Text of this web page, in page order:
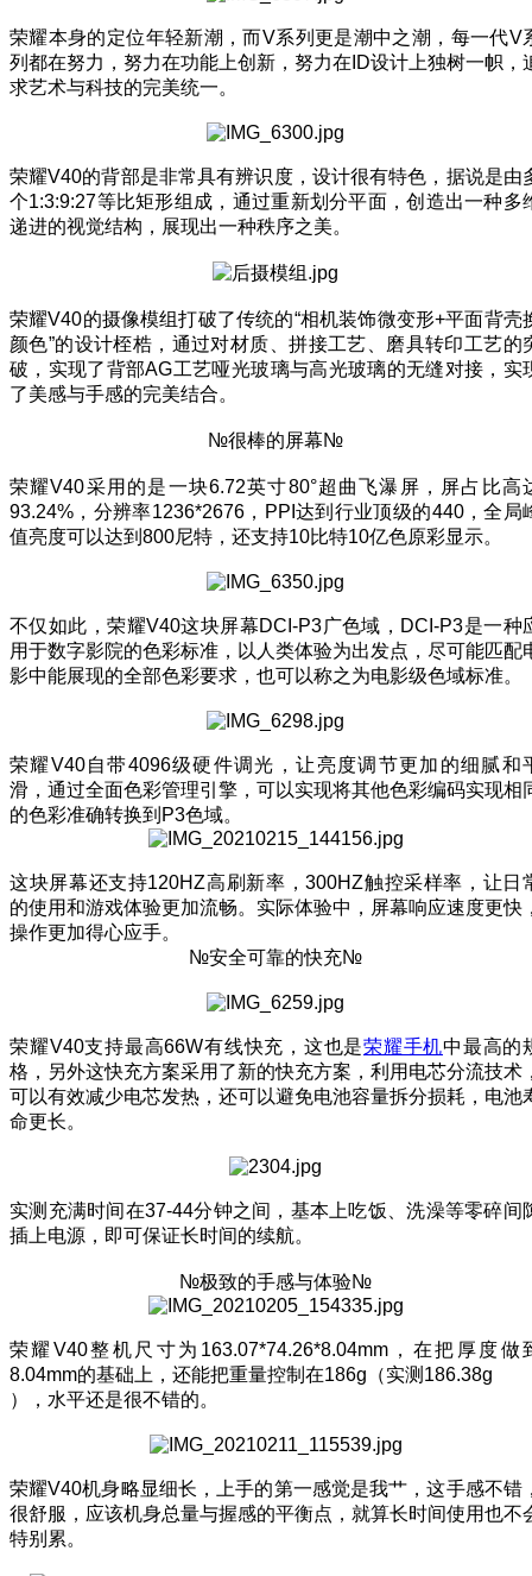
荣耀本身的定位年轻新潮，而V系列更是潮中之潮，每一代V
列都在努力，努力在功能上创新，努力在ID设计上独树一帜，
求艺术与科技的完美统一。
荣耀V40的背部是非常具有辨识度，设计很有特色，据说是由
个1:3:9:27等比矩形组成，通过重新划分平面，创造出一种多
递进的视觉结构，展现出一种秩序之美。
荣耀V40的摄像模组打破了传统的“相机装饰微变形+平面背壳
颜色”的设计桎梏，通过对材质、拼接工艺、磨具转印工艺的
破，实现了背部AG工艺哑光玻璃与高光玻璃的无缝对接，实
了美感与手感的完美结合。
№很棒的屏幕№
荣耀V40采用的是一块6.72英寸80°超曲飞瀑屏，屏占比高
93.24%，分辨率1236*2676，PPI达到行业顶级的440，全局
值亮度可以达到800尼特，还支持10比特10亿色原彩显示。
不仅如此，荣耀V40这块屏幕DCI-P3广色域，DCI-P3是一种
用于数字影院的色彩标准，以人类体验为出发点，尽可能匹配
影中能展现的全部色彩要求，也可以称之为电影级色域标准。
荣耀V40自带4096级硬件调光，让亮度调节更加的细腻和
滑，通过全面色彩管理引擎，可以实现将其他色彩编码实现相
的色彩准确转换到P3色域。
这块屏幕还支持120HZ高刷新率，300HZ触控采样率，让日
的使用和游戏体验更加流畅。实际体验中，屏幕响应速度更快
操作更加得心应手。
№安全可靠的快充№
荣耀V40支持最高66W有线快充，这也是荣耀手机中最高的
格，另外这快充方案采用了新的快充方案，利用电芯分流技术
可以有效减少电芯发热，还可以避免电池容量拆分损耗，电池
命更长。
实测充满时间在37-44分钟之间，基本上吃饭、洗澡等零碎间
插上电源，即可保证长时间的续航。
№极致的手感与体验№
荣耀V40整机尺寸为163.07*74.26*8.04mm，在把厚度做
8.04mm的基础上，还能把重量控制在186g（实测186.38g
），水平还是很不错的。
荣耀V40机身略显细长，上手的第一感觉是我艹，这手感不错
很舒服，应该机身总量与握感的平衡点，就算长时间使用也不
特别累。